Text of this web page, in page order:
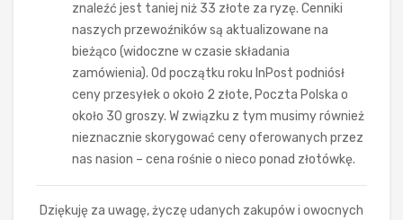
znaleźć jest taniej niż 33 złote za ryzę. Cenniki
naszych przewoźników są aktualizowane na
bieżąco (widoczne w czasie składania
zamówienia). Od początku roku InPost podniósł
ceny przesyłek o około 2 złote, Poczta Polska o
około 30 groszy. W związku z tym musimy również
nieznacznie skorygować ceny oferowanych przez
nas nasion – cena rośnie o nieco ponad złotówkę.
Dziękuję za uwagę, życzę udanych zakupów i owocnych